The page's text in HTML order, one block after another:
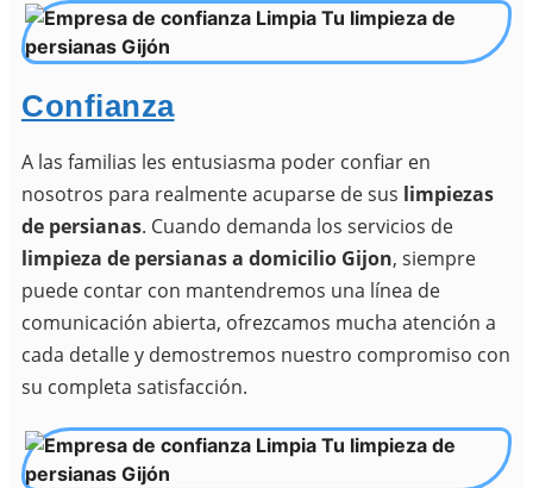
Confianza
A las familias les entusiasma poder confiar en
nosotros para realmente acuparse de sus limpiezas
de persianas. Cuando demanda los servicios de
limpieza de persianas a domicilio Gijon, siempre
puede contar con mantendremos una línea de
comunicación abierta, ofrezcamos mucha atención a
cada detalle y demostremos nuestro compromiso con
su completa satisfacción.